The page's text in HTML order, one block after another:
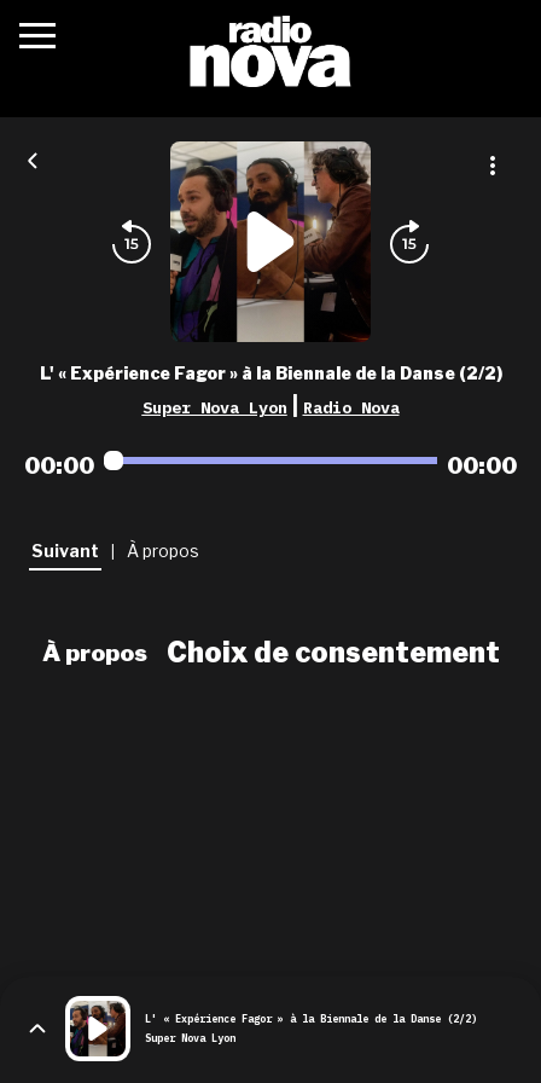
c’était quoi ?
actualités
podcasts
fréquences
nova aime
les grilles
playlists
newsletter
L' « Expérience Fagor » à la Biennale de la Danse (2/2)
Super Nova Lyon Radio Nova
00:00 00:00
Suivant À propos
À propos Choix de consentement
L' « Expérience Fagor » à la Biennale de la Danse (2/2)
Super Nova Lyon